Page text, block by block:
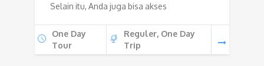
Selain itu, Anda juga bisa akses
One Day
Tour
Reguler, One Day
Trip